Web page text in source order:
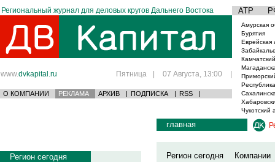
Региональный журнал для деловых кругов Дальнего Востока АТР
www.dvkapital.ru Пятница | 07 Августа, 13:00 |
О КОМПАНИИ РЕКЛАМА АРХИВ | ПОДПИСКА | RSS |
Амурская
Бурятия
Еврейская
Чукотский
Регион сегодня
главная
Регион сегодня
Компании